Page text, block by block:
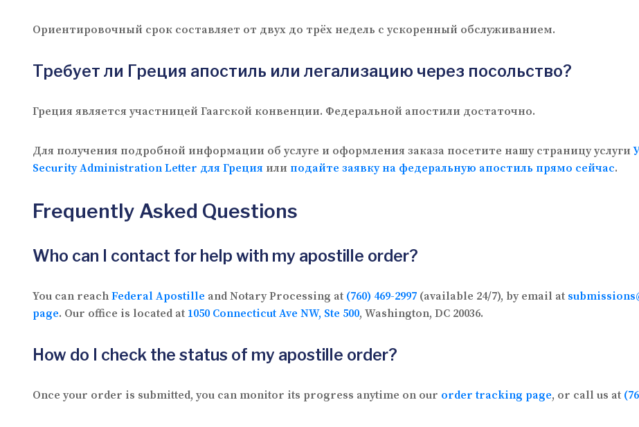
Ориентировочный срок составляет от двух до трёх недель с ускоренный обслуживанием.
Требует ли Греция апостиль или легализацию через посольство?
Греция является участницей Гаагской конвенции. Федеральной апостили достаточно.
Для получения подробной информации об услуге и оформления заказа посетите нашу страницу услуги
Security Administration Letter для Греция или подайте заявку на федеральную апостиль прямо сейчас.
Frequently Asked Questions
Who can I contact for help with my apostille order?
You can reach Federal Apostille and Notary Processing at (760) 469-2997 (available 24/7), by email at
page. Our office is located at 1050 Connecticut Ave NW, Ste 500, Washington, DC 20036.
How do I check the status of my apostille order?
Once your order is submitted, you can monitor its progress anytime on our order tracking page, or call us at